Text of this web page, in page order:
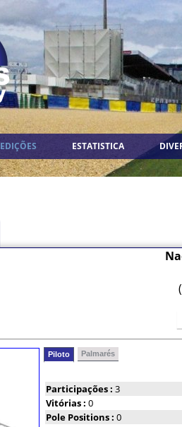
EDIÇÕES ESTATISTICA
Piloto Palmarés
Participações : 3
Vitórias : 0
Pole Positions : 0